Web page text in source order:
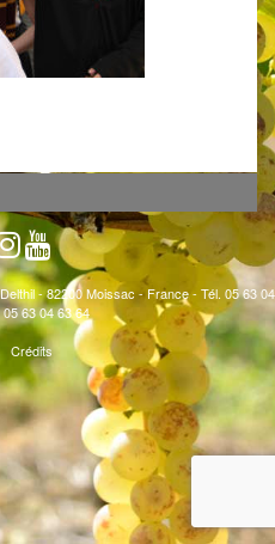
- 82200 Moissac - France - Tél. 05 63 04
63 04 63 64
Crédits